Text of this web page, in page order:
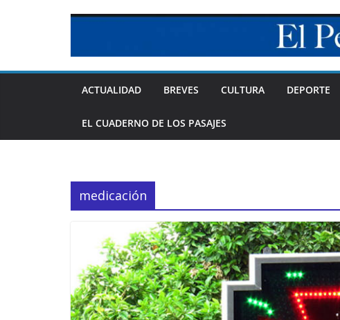
ACTUALIDAD BREVES CULTURA DEPORTE
EL CUADERNO DE LOS PASAJES
medicación